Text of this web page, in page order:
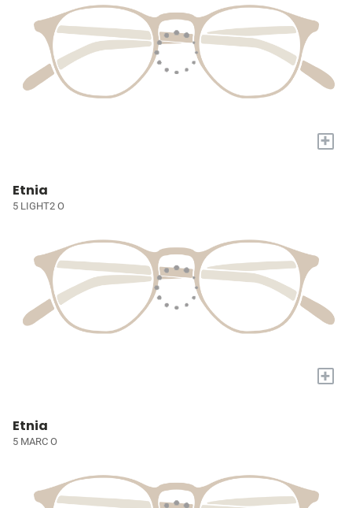
+
Etnia
5 LIGHT2 O
+
Etnia
5 MARC O